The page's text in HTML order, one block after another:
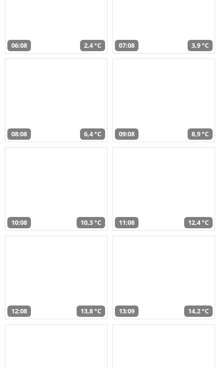
06:08 2,4 °C 07:08 3,9 °C
08:08 6,4 °C 09:08 8,9 °C
10:08 10,3 °C 11:08 12,4 °C
12:08 13,8 °C 13:09 14,2 °C